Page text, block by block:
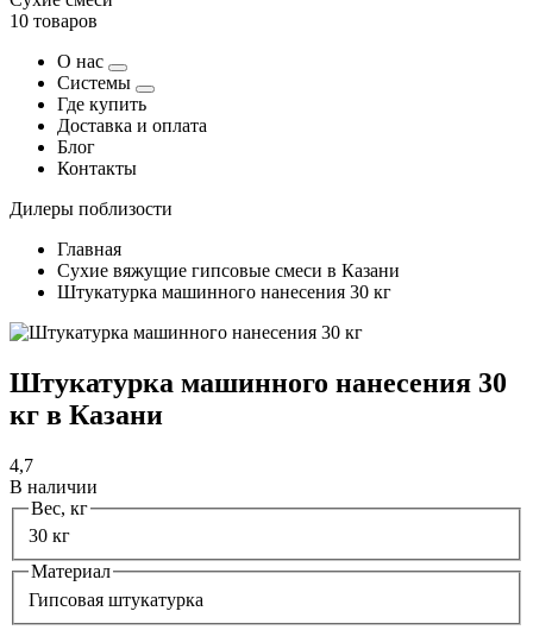
10 товаров
О нас
Системы
Где купить
Доставка и оплата
Блог
Контакты
Дилеры поблизости
Главная
Сухие вяжущие гипсовые смеси в Казани
Штукатурка машинного нанесения 30 кг
Штукатурка машинного нанесения 30
кг в Казани
4,7
В наличии
Вес, кг
30 кг
Материал
Гипсовая штукатурка